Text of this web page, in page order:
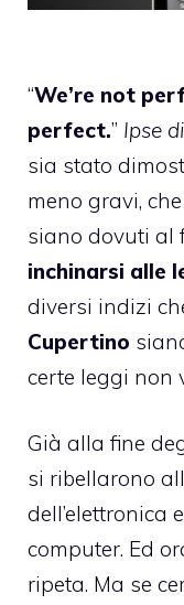
“We’re not
perfect.” Ipse
sia stato
meno gravi,
siano dovuti al
inchinarsi alle
diversi indizi
Cupertino
certe leggi non
Già alla fine
si ribellarono
dell’elettronica
computer. Ed
ripeta. Ma se